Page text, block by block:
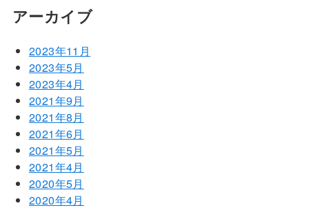
アーカイブ
2023年11月
2023年5月
2023年4月
2021年9月
2021年8月
2021年6月
2021年5月
2021年4月
2020年5月
2020年4月